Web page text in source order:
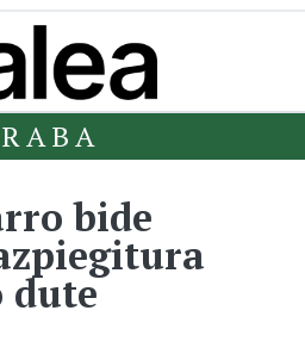
bide
dute